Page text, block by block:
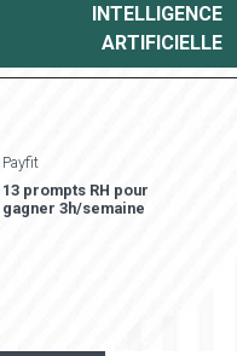
INTELLIGENCE
ARTIFICIELLE
Payfit
13 prompts RH pour
gagner 3h/semaine